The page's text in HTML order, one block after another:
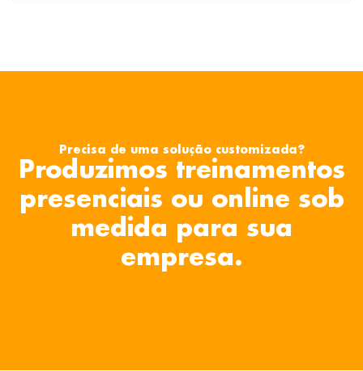
Precisa de uma solução customizada?
Produzimos treinamentos
presenciais ou online sob
medida para sua
empresa.